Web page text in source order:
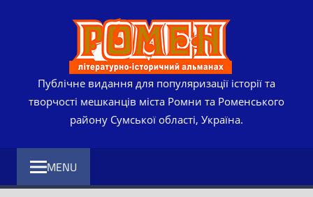
Публічне видання для популяризації історії та
творчості мешканців міста Ромни та Роменського
району Сумської області, Україна.
MENU